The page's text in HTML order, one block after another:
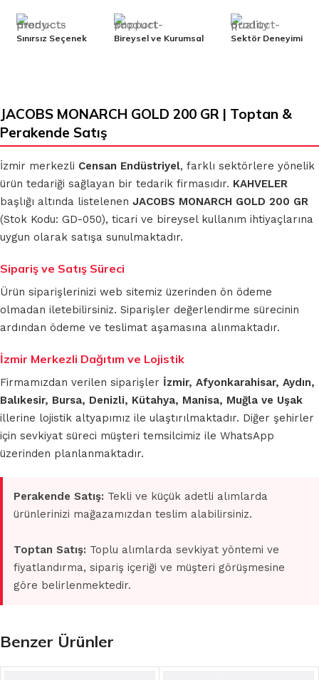
Sınırsız Seçenek Bireysel ve Kurumsal Sektör Deneyimi
JACOBS MONARCH GOLD 200 GR | Toptan &
Perakende Satış
İzmir merkezli Censan Endüstriyel, farklı sektörlere yönelik
ürün tedariği sağlayan bir tedarik firmasıdır. KAHVELER
başlığı altında listelenen JACOBS MONARCH GOLD 200 GR
(Stok Kodu: GD-050), ticari ve bireysel kullanım ihtiyaçlarına
uygun olarak satışa sunulmaktadır.
Sipariş ve Satış Süreci
Ürün siparişlerinizi web sitemiz üzerinden ön ödeme
olmadan iletebilirsiniz. Siparişler değerlendirme sürecinin
ardından ödeme ve teslimat aşamasına alınmaktadır.
İzmir Merkezli Dağıtım ve Lojistik
Firmamızdan verilen siparişler İzmir, Afyonkarahisar, Aydın,
Balıkesir, Bursa, Denizli, Kütahya, Manisa, Muğla ve Uşak
illerine lojistik altyapımız ile ulaştırılmaktadır. Diğer şehirler
için sevkiyat süreci müşteri temsilcimiz ile WhatsApp
üzerinden planlanmaktadır.
Perakende Satış: Tekli ve küçük adetli alımlarda
ürünlerinizi mağazamızdan teslim alabilirsiniz.
Toptan Satış: Toplu alımlarda sevkiyat yöntemi ve
fiyatlandırma, sipariş içeriği ve müşteri görüşmesine
göre belirlenmektedir.
Benzer Ürünler